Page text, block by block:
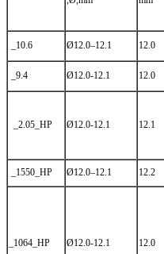
_10.6 Ø12.0–12.1 12.0
_9.4 Ø12.0-12.1 12.0
_2.05_HP Ø12.0-12.1 12.1
_1550_HP Ø12.0–12.1 12.2
_1064_HP Ø12.0-12.1 12.0